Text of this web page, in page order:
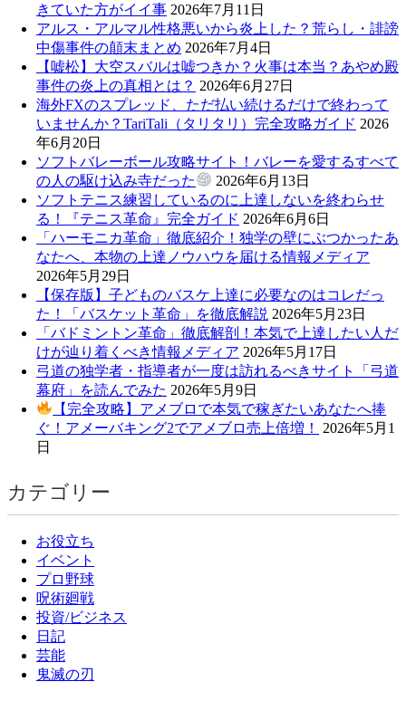
きていた方がイイ事 2026年7月11日
アルス・アルマル性格悪いから炎上した？荒らし・誹謗
中傷事件の顛末まとめ 2026年7月4日
【嘘松】大空スバルは嘘つきか？火事は本当？あやめ殿
事件の炎上の真相とは？ 2026年6月27日
海外FXのスプレッド、ただ払い続けるだけで終わって
いませんか？TariTali（タリタリ）完全攻略ガイド 2026
年6月20日
ソフトバレーボール攻略サイト！バレーを愛するすべて
の人の駆け込み寺だった
2026年6月13日
ソフトテニス練習しているのに上達しないを終わらせ
る！『テニス革命』完全ガイド 2026年6月6日
「ハーモニカ革命」徹底紹介！独学の壁にぶつかったあ
なたへ、本物の上達ノウハウを届ける情報メディア
2026年5月29日
【保存版】子どものバスケ上達に必要なのはコレだっ
た！「バスケット革命」を徹底解説 2026年5月23日
「バドミントン革命」徹底解剖！本気で上達したい人だ
けが辿り着くべき情報メディア 2026年5月17日
弓道の独学者・指導者が一度は訪れるべきサイト「弓道
幕府」を読んでみた 2026年5月9日
【完全攻略】アメブロで本気で稼ぎたいあなたへ捧
ぐ！アメーバキング2でアメブロ売上倍増！
2026年5月1
日
カテゴリー
お役立ち
イベント
プロ野球
呪術廻戦
投資/ビジネス
日記
芸能
鬼滅の刃